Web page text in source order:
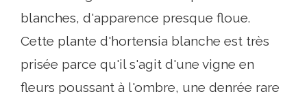
blanches, d'apparence presque floue.
Cette plante d'hortensia blanche est très
prisée parce qu'il s'agit d'une vigne en
fleurs poussant à l'ombre, une denrée rare